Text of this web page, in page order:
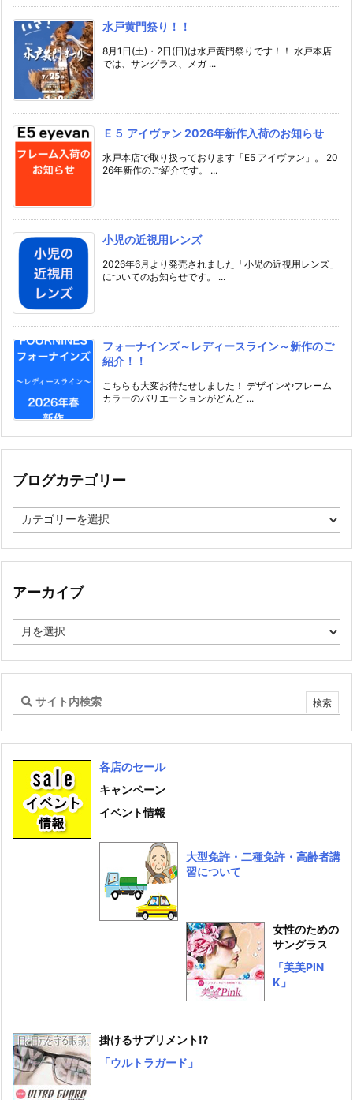
水戸黄門祭り！！
8月1日(土)・2日(日)は水戸黄門祭りです！！ 水戸本店
では、サングラス、メガ ...
Ｅ５ アイヴァン 2026年新作入荷のお知らせ
水戸本店で取り扱っております「E5 アイヴァン」。 20
26年新作のご紹介です。 ...
小児の近視用レンズ
2026年6月より発売されました「小児の近視用レンズ」
についてのお知らせです。 ...
フォーナインズ～レディースライン～新作のご
紹介！！
こちらも大変お待たせしました！ デザインやフレーム
カラーのバリエーションがどんど ...
ブログカテゴリー
ロ
カ
ゴ
ー
アーカイブ
ー
イ
各店のセール
キャンペーン
イベント情報
大型免許・二種免許・高齢者講
習について
女性のための
サングラス
「美美PIN
K」
掛けるサプリメント⁉
「ウルトラガード」